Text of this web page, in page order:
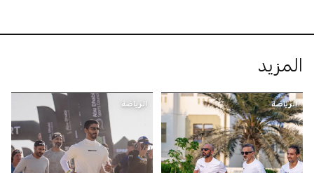
المزيد
الرياضة الرياضة